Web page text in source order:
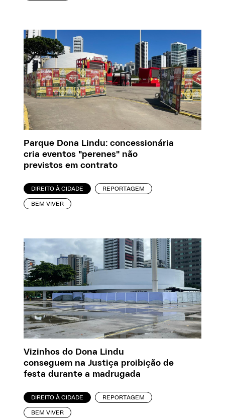
Parque Dona Lindu: concessionária
cria eventos "perenes" não
previstos em contrato
DIREITO À CIDADE REPORTAGEM
BEM VIVER
Vizinhos do Dona Lindu
conseguem na Justiça proibição de
festa durante a madrugada
DIREITO À CIDADE REPORTAGEM
BEM VIVER